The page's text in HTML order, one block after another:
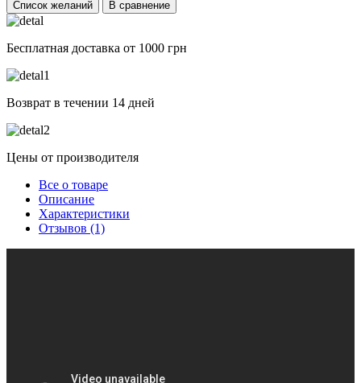
Список желаний В сравнение
Бесплатная доставка от 1000 грн
Возврат в течении 14 дней
Цены от производителя
Все о товаре
Описание
Характеристики
Отзывов (1)